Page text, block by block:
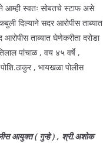
आम्ही स्वतः सोबतचे स्टाफ असे
दिल्याने सदर आरोपीस ताब्यात
ताब्यात घेणेकरीता दरोडा
पांचाळ , वय ४५ वर्षे ,
, भायखळा पोलीस
आयुक्त ( गुन्हे ) , श्री.अशोक